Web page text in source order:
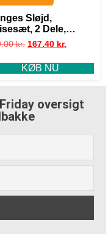
Sløjd,
2 Dele,
kr. 167.40 kr.
KØB NU
oversigt